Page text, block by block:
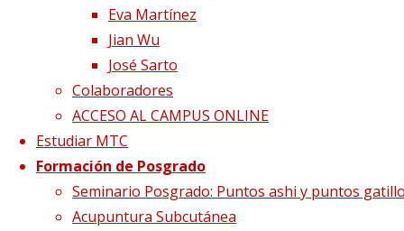
Eva Martínez
Jian Wu
José Sarto
Colaboradores
ACCESO AL CAMPUS ONLINE
Estudiar MTC
Formación de Posgrado
Seminario Posgrado: Puntos ashi y puntos
Acupuntura Subcutánea
Página de InicioAcupuntura Subcutánea
Wu 2
Foto Wu 2